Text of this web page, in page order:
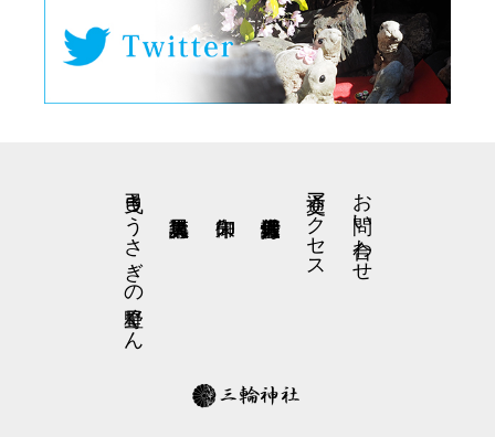
お問い合わせ
交通アクセス
弓曳きうさぎの星野くん